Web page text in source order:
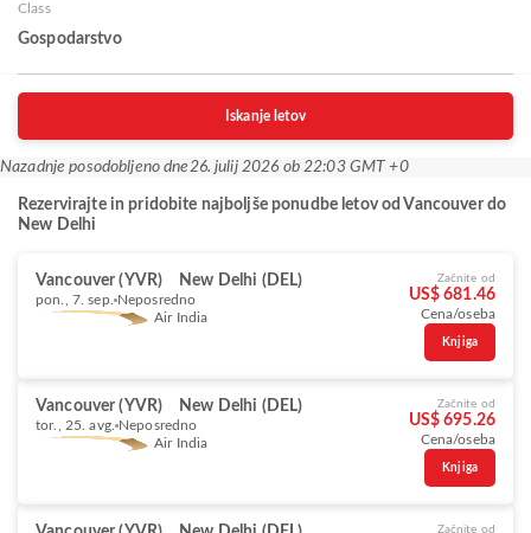
Class
Gospodarstvo
Iskanje letov
Nazadnje posodobljeno dne26. julij 2026 ob 22:03 GMT +0
Rezervirajte in pridobite najboljše ponudbe letov od Vancouver do
New Delhi
Vancouver (YVR) New Delhi (DEL)
pon., 7. sep. Neposredno
Air India
Začnite od
US$ 681.46
Cena/oseba
Knjiga
Vancouver (YVR) New Delhi (DEL)
tor., 25. avg. Neposredno
Air India
Začnite od
US$ 695.26
Cena/oseba
Knjiga
Začnite od